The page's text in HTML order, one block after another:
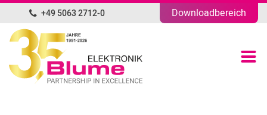
+49 5063 2712-0 Downloadbereich
Produktübersicht
DE